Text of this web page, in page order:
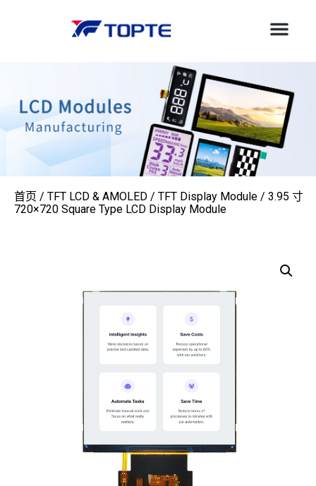
首页 / TFT LCD & AMOLED / TFT Display Module / 3.95 寸
720×720 Square Type LCD Display Module